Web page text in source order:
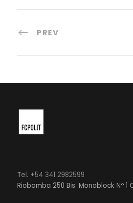
PREV
Tel. +54 341 2982599
Riobamba 250 Bis. Monoblock Nº 1